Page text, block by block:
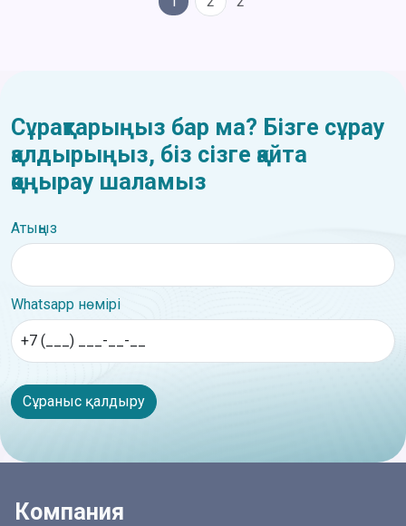
Сұрақтарыңыз бар ма? Бізге сұрау
қалдырыңыз, біз сізге қайта
қоңырау шаламыз
Атыңыз
Whatsapp нөмірі
Сұраныс қалдыру
Компания